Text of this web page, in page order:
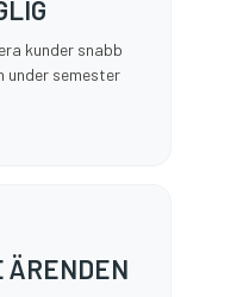
kunder snabb
semester
ÄRENDEN